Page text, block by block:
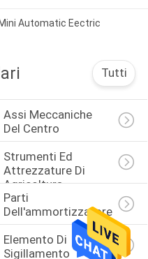
Automatic Eectric
Tutti
Assi Meccaniche
Del Centro
Strumenti Ed
Attrezzature Di
Agricoltura
Parti
Dell'ammortizzatore
Elemento Di
Sigillamento